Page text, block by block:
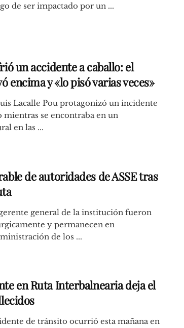
de ser impactado por un ...
un accidente a caballo: el
encima y «lo pisó varias veces»
Lacalle Pou protagonizó un incidente
mientras se encontraba en un
en las ...
de autoridades de ASSE tras
general de la institución fueron
y permanecen en
de los ...
en Ruta Interbalnearia deja el
de tránsito ocurrió esta mañana en